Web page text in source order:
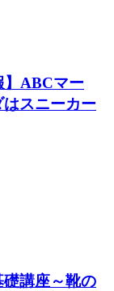
】ABCマー
スニーカー
礎講座～靴の